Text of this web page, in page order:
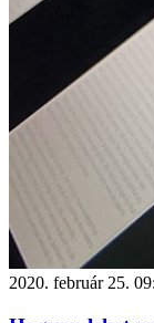
2020. február 25.